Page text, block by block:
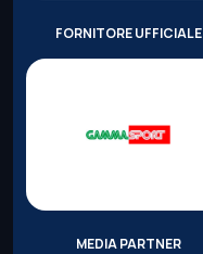
FORNITORE UFFICIALE
MEDIA PARTNER